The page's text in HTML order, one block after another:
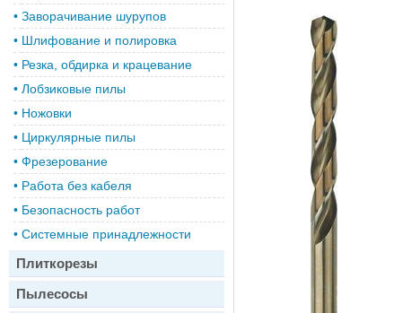
• Заворачивание шурупов
• Шлифование и полировка
• Резка, обдирка и крацевание
• Лобзиковые пилы
• Ножовки
• Циркулярные пилы
• Фрезерование
• Работа без кабеля
• Безопасность работ
• Системные принадлежности
Плиткорезы
Пылесосы